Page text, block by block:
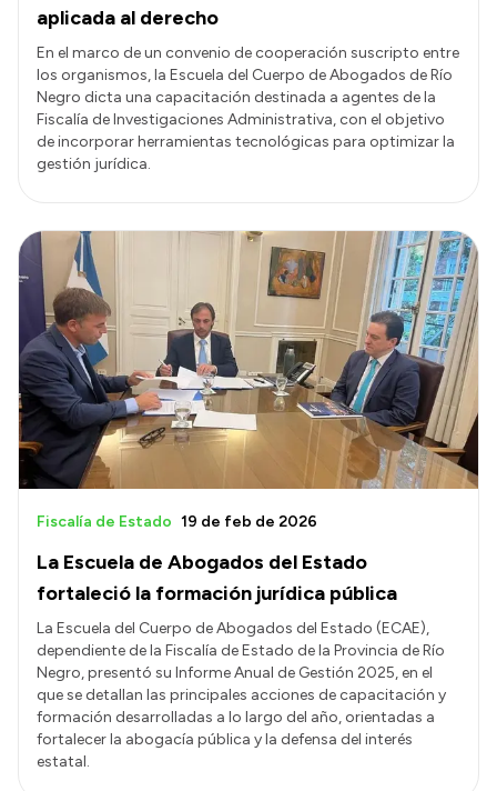
aplicada al derecho
En el marco de un convenio de cooperación suscripto entre
los organismos, la Escuela del Cuerpo de Abogados de Río
Negro dicta una capacitación destinada a agentes de la
Fiscalía de Investigaciones Administrativa, con el objetivo
de incorporar herramientas tecnológicas para optimizar la
gestión jurídica.
La Escuela de Abogados del Estado
fortaleció la formación jurídica pública
Fiscalía de Estado 19 de feb de 2026
La Escuela del Cuerpo de Abogados del Estado (ECAE),
dependiente de la Fiscalía de Estado de la Provincia de Río
Negro, presentó su Informe Anual de Gestión 2025, en el
que se detallan las principales acciones de capacitación y
formación desarrolladas a lo largo del año, orientadas a
fortalecer la abogacía pública y la defensa del interés
estatal.